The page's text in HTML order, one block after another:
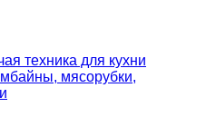
техника для кухни
мясорубки,